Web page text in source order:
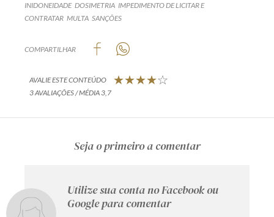
INIDONEIDADE DOSIMETRIA IMPEDIMENTO DE LICITAR E
CONTRATAR MULTA SANÇÕES
COMPARTILHAR
AVALIE ESTE CONTEÚDO
3 AVALIAÇÕES / MÉDIA 3,7
Seja o primeiro a comentar
Utilize sua conta no Facebook ou
Google para comentar